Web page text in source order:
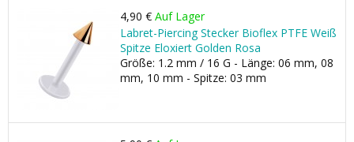
4,90 € Auf Lager
Labret-Piercing Stecker Bioflex PTFE Weiß
Spitze Eloxiert Golden Rosa
Größe: 1.2 mm / 16 G - Länge: 06 mm, 08
mm, 10 mm - Spitze: 03 mm